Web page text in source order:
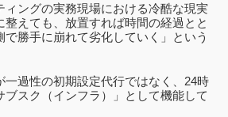
ィングの実務現場における冷酷な現実
整えても、放置すれば時間の経過とと
で勝手に崩れて劣化していく」という
一過性の初期設定代行ではなく、24時
ブスク（インフラ）」として機能して